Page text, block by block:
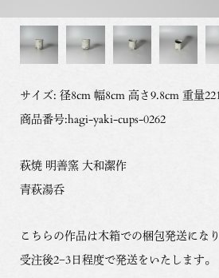
サイズ: 径8cm 幅8cm 高さ9.8cm 重量
商品番号:hagi-yaki-cups-0262
萩焼 明善窯 大和潔作
青萩湯呑
こちらの作品は木箱での梱包発送になり
受注後2−3日程度で発送をいたします。